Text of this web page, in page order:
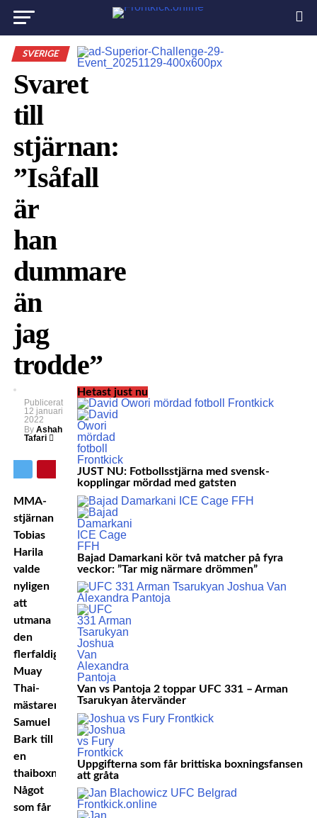
SVERIGE
Svaret
till
stjärnan:
”Isåfall
är
han
dummare
än
jag
trodde”
Publicerat
12 januari
2022
By Ashah
Tafari
MMA-
stjärnan
Tobias
Harila
valde
nyligen
att
utmana
den
flerfaldige
Muay
Thai-
mästaren
Samuel
Bark till
en
thaiboxningsmatch.
Något
som får
Hetast just nu
JUST NU: Fotbollsstjärna med svensk-
kopplingar mördad med gatsten
Bajad Damarkani kör två matcher på fyra
veckor: ”Tar mig närmare drömmen”
Van vs Pantoja 2 toppar UFC 331 – Arman
Tsarukyan återvänder
Uppgifterna som får brittiska boxningsfansen
att gråta